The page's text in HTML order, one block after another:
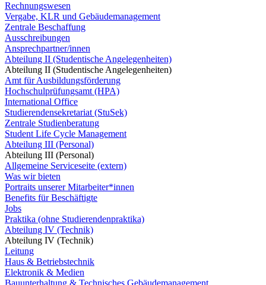
Rechnungswesen
Vergabe, KLR und Gebäudemanagement
Zentrale Beschaffung
Ausschreibungen
Ansprechpartner/innen
Abteilung II (Studentische Angelegenheiten)
Abteilung II (Studentische Angelegenheiten)
Amt für Ausbildungsförderung
Hochschulprüfungsamt (HPA)
International Office
Studierendensekretariat (StuSek)
Zentrale Studienberatung
Student Life Cycle Management
Abteilung III (Personal)
Abteilung III (Personal)
Allgemeine Serviceseite (extern)
Was wir bieten
Portraits unserer Mitarbeiter*innen
Benefits für Beschäftigte
Jobs
Praktika (ohne Studierendenpraktika)
Abteilung IV (Technik)
Abteilung IV (Technik)
Leitung
Haus & Betriebstechnik
Elektronik & Medien
Bauunterhaltung & Technisches Gebäudemanagement